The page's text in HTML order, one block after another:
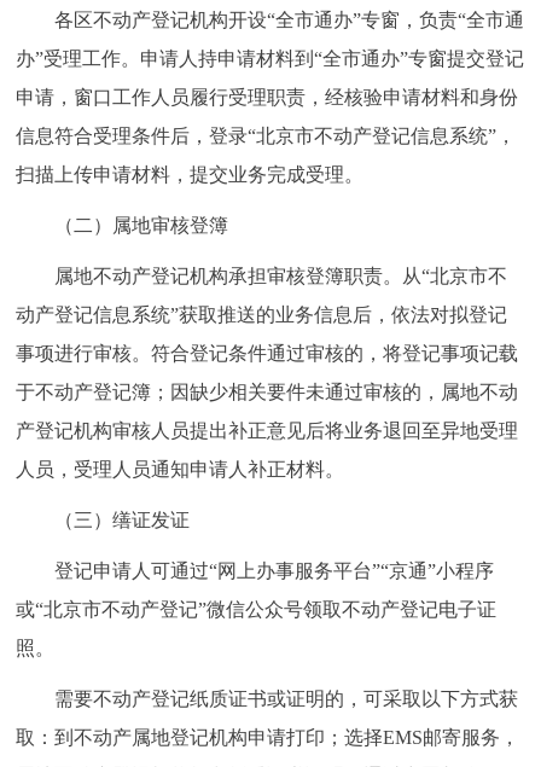
ESPAÑOL العربية PORTUGUÊS
ITALIANO
各区不动产登记机构开设“全市通办”专窗，负责“全市通
办”受理工作。申请人持申请材料到“全市通办”专窗提交登记
申请，窗口工作人员履行受理职责，经核验申请材料和身份
信息符合受理条件后，登录“北京市不动产登记信息系统”，
扫描上传申请材料，提交业务完成受理。
（二）属地审核登簿
属地不动产登记机构承担审核登簿职责。从“北京市不
动产登记信息系统”获取推送的业务信息后，依法对拟登记
事项进行审核。符合登记条件通过审核的，将登记事项记载
于不动产登记簿；因缺少相关要件未通过审核的，属地不动
产登记机构审核人员提出补正意见后将业务退回至异地受理
人员，受理人员通知申请人补正材料。
（三）缮证发证
登记申请人可通过“网上办事服务平台”“京通”小程序
或“北京市不动产登记”微信公众号领取不动产登记电子证
照。
需要不动产登记纸质证书或证明的，可采取以下方式获
取：到不动产属地登记机构申请打印；选择EMS邮寄服务，